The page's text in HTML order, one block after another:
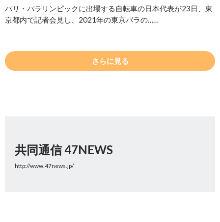
パリ・パラリンピックに出場する自転車の日本代表が23日、東
京都内で記者会見し、2021年の東京パラの……
さらに見る
共同通信 47NEWS
http://www.47news.jp/